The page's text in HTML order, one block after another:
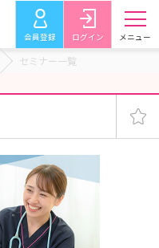
会員登録 ログイン メニュー
セミナー一覧